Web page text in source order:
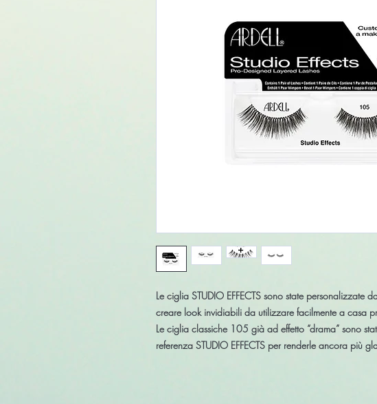
Le ciglia STUDIO EFFECTS sono state personalizzate
creare look invidiabili da utilizzare facilmente a casa
Le ciglia classiche 105 già ad effetto “drama” sono
referenza STUDIO EFFECTS per renderle ancora più